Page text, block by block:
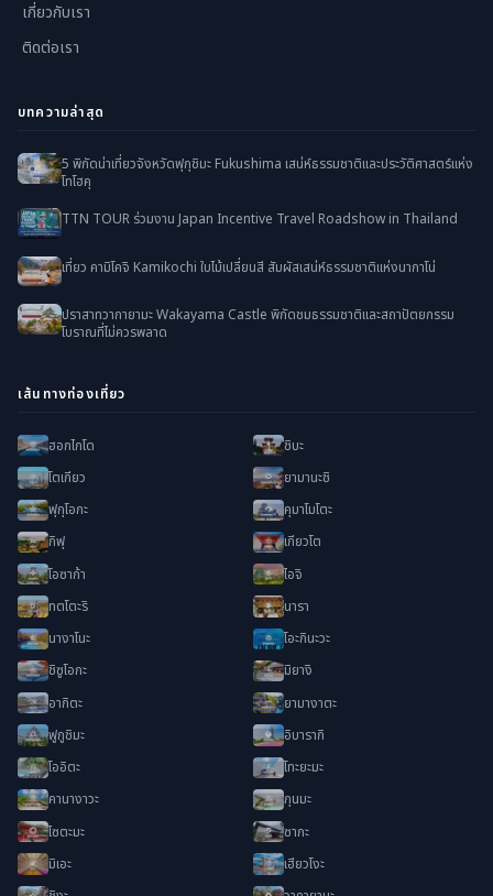
เกี่ยวกับเรา
ติดต่อเรา
บทความล่าสุด
5 พิกัดน่าเที่ยวจังหวัดฟุกุชิมะ Fukushima เสน่ห์ธรรมชาติและประวัติศาสตร์แห่ง
โทโฮคุ
TTN TOUR ร่วมงาน Japan Incentive Travel Roadshow in Thailand
เที่ยว คามิโคจิ Kamikochi ใบไม้เปลี่ยนสี สัมผัสเสน่ห์ธรรมชาติแห่งนากาโน่
ปราสาทวากายามะ Wakayama Castle พิกัดชมธรรมชาติและสถาปัตยกรรม
โบราณที่ไม่ควรพลาด
เส้นทางท่องเที่ยว
ฮอกไกโด
ชิบะ
โตเกียว
ยามานะชิ
ฟุกุโอกะ
คุมาโมโตะ
กิฟุ
เกียวโต
โอซาก้า
ไอจิ
ทตโตะริ
นารา
นางาโนะ
โอะกินะวะ
ชิซูโอกะ
มิยางิ
อากิตะ
ยามางาตะ
ฟูกูชิมะ
อิบารากิ
โออิตะ
โทะยะมะ
คานางาวะ
กุนมะ
ไซตะมะ
ซากะ
มิเอะ
เฮียวโงะ